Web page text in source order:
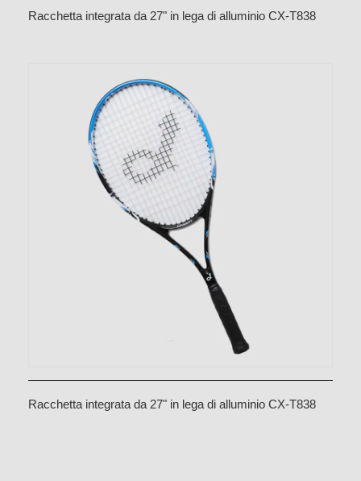
Racchetta integrata da 27" in lega di alluminio CX-T838
Racchetta integrata da 27" in lega di alluminio CX-T838